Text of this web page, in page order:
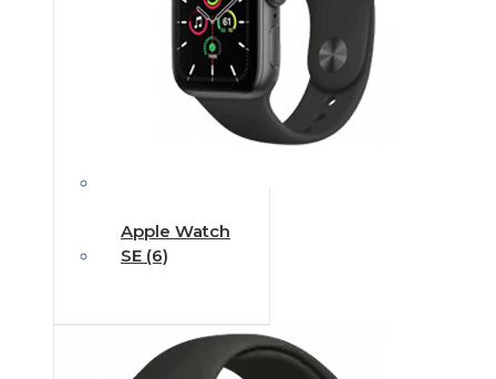
Apple Watch
SE (6)